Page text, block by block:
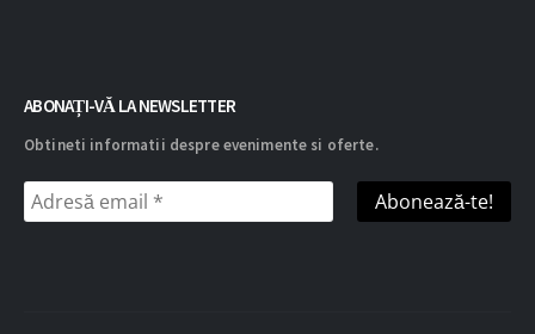
ABONAȚI-VĂ LA NEWSLETTER
Obtineti informatii despre evenimente si oferte.